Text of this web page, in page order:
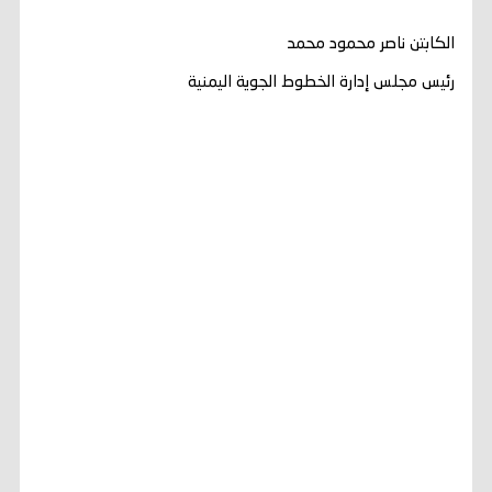
الكابتن ناصر محمود محمد
رئيس مجلس إدارة الخطوط الجوية اليمنية